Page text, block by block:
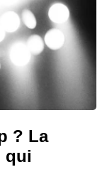
? La
qui